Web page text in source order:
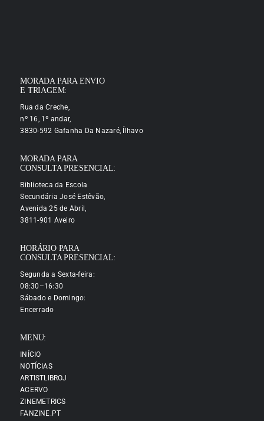
MORADA PARA ENVIO
E TRIAGEM:
Rua da Creche,
nº 16, 1º andar,
3830-592 Gafanha Da Nazaré, Ílhavo
MORADA PARA
CONSULTA PRESENCIAL:
Biblioteca da Escola
Secundária José Estêvão,
Avenida 25 de Abril,
3811-901 Aveiro
HORÁRIO PARA
CONSULTA PRESENCIAL:
Segunda a Sexta-feira:
08:30–16:30
Sábado e Domingo:
Encerrado
MENU:
INÍCIO
NOTÍCIAS
ARTISTLIBROJ
ACERVO
ZINEMETRICS
FANZINE.PT